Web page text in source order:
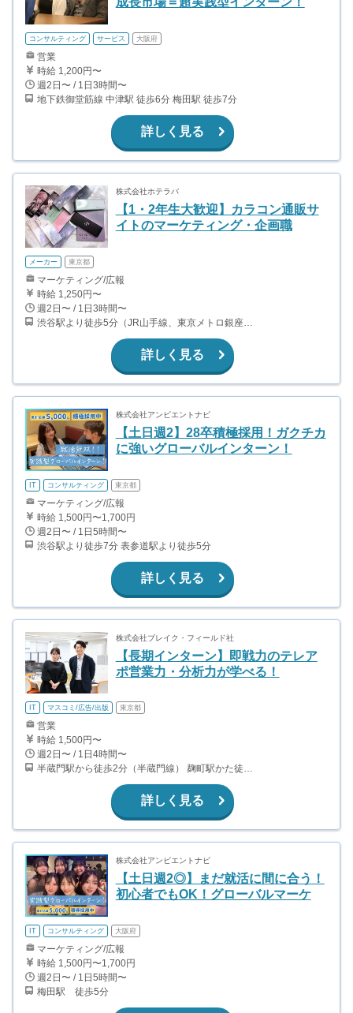
コンサルティング サービス 大阪府
営業
時給 1,200円〜
週2日〜 / 1日3時間〜
地下鉄御堂筋線 中津駅 徒歩6分 梅田駅 徒歩7分
詳しく見る
株式会社ホテラバ
【1・2年生大歓迎】カラコン通販サ
イトのマーケティング・企画職
メーカー 東京都
マーケティング/広報
時給 1,250円〜
週2日〜 / 1日3時間〜
渋谷駅より徒歩5分（JR山手線、東京メトロ銀座・半蔵門・副都心線）
詳しく見る
株式会社アンビエントナビ
【土日週2】28卒積極採用！ガクチカ
に強いグローバルインターン！
IT コンサルティング 東京都
マーケティング/広報
時給 1,500円〜1,700円
週2日〜 / 1日5時間〜
渋谷駅より徒歩7分 表参道駅より徒歩5分
詳しく見る
株式会社ブレイク・フィールド社
【長期インターン】即戦力のテレア
ポ営業力・分析力が学べる！
IT マスコミ/広告/出版 東京都
営業
時給 1,500円〜
週2日〜 / 1日4時間〜
半蔵門駅から徒歩2分（半蔵門線） 麹町駅かた徒歩10分（有楽町線）
詳しく見る
株式会社アンビエントナビ
【土日週2◎】まだ就活に間に合う！
初心者でもOK！グローバルマーケ
IT コンサルティング 大阪府
マーケティング/広報
時給 1,500円〜1,700円
週2日〜 / 1日5時間〜
梅田駅 徒歩5分